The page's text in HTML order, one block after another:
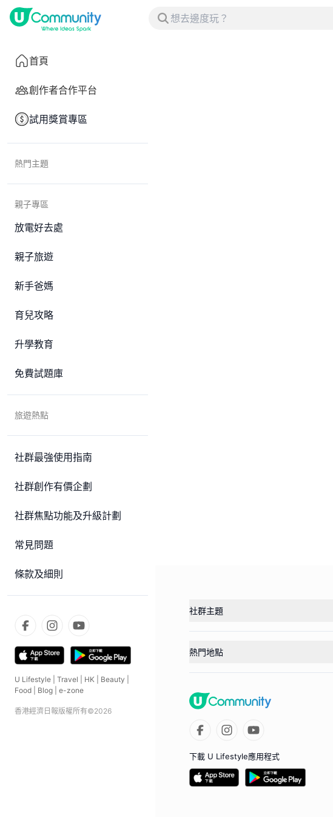
首頁
創作者合作平台
試用獎賞專區
熱門主題
親子專區
放電好去處
親子旅遊
新手爸媽
育兒攻略
升學教育
免費試題庫
旅遊熱點
社群最強使用指南
社群創作有價企劃
社群焦點功能及升級計劃
常見問題
條款及細則
U Lifestyle Travel HK Beauty
Food
Blog e-zone
香港經濟日報版權所有©2026
社群主題
熱門地點
下載 U Lifestyle應用程式